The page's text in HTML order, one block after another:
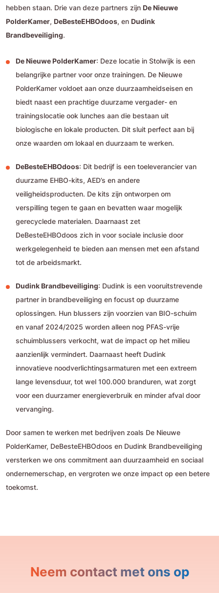
hebben staan. Drie van deze partners zijn De Nieuwe
PolderKamer, DeBesteEHBOdoos, en Dudink
Brandbeveiliging.
De Nieuwe PolderKamer: Deze locatie in Stolwijk is een
belangrijke partner voor onze trainingen. De Nieuwe
PolderKamer voldoet aan onze duurzaamheidseisen en
biedt naast een prachtige duurzame vergader- en
trainingslocatie ook lunches aan die bestaan uit
biologische en lokale producten. Dit sluit perfect aan bij
onze waarden om lokaal en duurzaam te werken.
DeBesteEHBOdoos: Dit bedrijf is een toeleverancier van
duurzame EHBO-kits, AED’s en andere
veiligheidsproducten. De kits zijn ontworpen om
verspilling tegen te gaan en bevatten waar mogelijk
gerecyclede materialen. Daarnaast zet
DeBesteEHBOdoos zich in voor sociale inclusie door
werkgelegenheid te bieden aan mensen met een afstand
tot de arbeidsmarkt.
Dudink Brandbeveiliging: Dudink is een vooruitstrevende
partner in brandbeveiliging en focust op duurzame
oplossingen. Hun blussers zijn voorzien van BIO-schuim
en vanaf 2024/2025 worden alleen nog PFAS-vrije
schuimblussers verkocht, wat de impact op het milieu
aanzienlijk vermindert. Daarnaast heeft Dudink
innovatieve noodverlichtingsarmaturen met een extreem
lange levensduur, tot wel 100.000 branduren, wat zorgt
voor een duurzamer energieverbruik en minder afval door
vervanging.
Door samen te werken met bedrijven zoals De Nieuwe
PolderKamer, DeBesteEHBOdoos en Dudink Brandbeveiliging
versterken we ons commitment aan duurzaamheid en sociaal
ondernemerschap, en vergroten we onze impact op een betere
toekomst.
Neem contact met ons op